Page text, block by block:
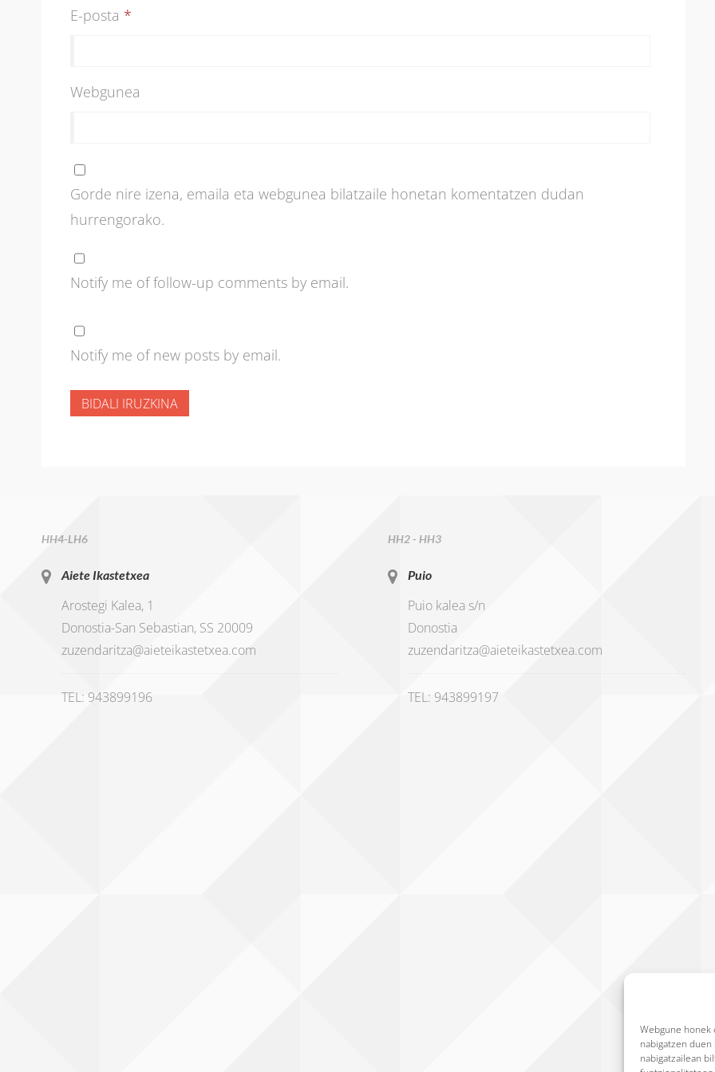
Webgune
nabigatzen
nabigatzailean
E-posta *
Webgunea
Gorde nire izena, emaila eta webgunea bilatzaile honetan komentatzen dudan
hurrengorako.
Notify me of follow-up comments by email.
Notify me of new posts by email.
HH4-LH6
Aiete Ikastetxea
Arostegi Kalea, 1
Donostia-San Sebastian, SS 20009
zuzendaritza@aieteikastetxea.com
TEL: 943899196
HH2 - HH3
Puio
Puio kalea s/n
Donostia
zuzendaritza@aieteikastetxea.com
TEL: 943899197